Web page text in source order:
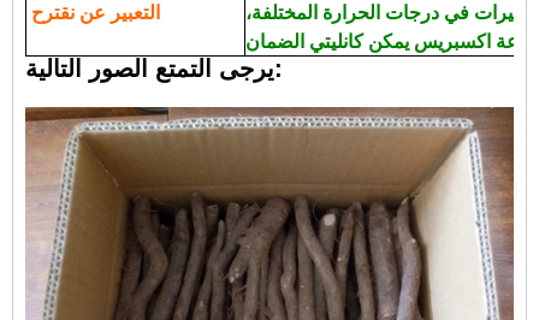
التعبير عن نقترح
في درجات الحرارة المختلفة،
يرجى التمتع الصور التالية: